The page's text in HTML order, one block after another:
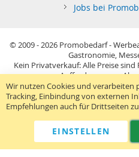
Jobs bei
© 2009 - 2026 Promobedarf -
Gastronomie,
Kein Privatverkauf: Alle Preise
Aufforderung zur
Sie richten sich nur an
Preisangabenverordnung und
Sticks: Tagespreise ggf.
Telefon:040 38 63 12 40
Wir nutzen Cookies und verarbeiten
Tracking, Einbindung von externen
Empfehlungen auch für Drittseiten
EINSTELLEN